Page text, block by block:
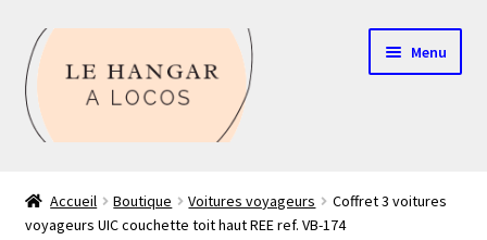
Aller
à
la
navigation
Aller
au
contenu
Menu
Boutique
Accueil Boutique Voitures voyageurs
Coffret 3 voitures
voyageurs UIC couchette toit haut REE ref. VB-174